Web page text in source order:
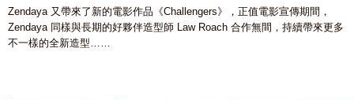
Zendaya 又帶來了新的電影作品《Challengers》，正值電影宣傳期間，
Zendaya 同樣與長期的好夥伴造型師 Law Roach 合作無間，持續帶來更多
不一樣的全新造型……